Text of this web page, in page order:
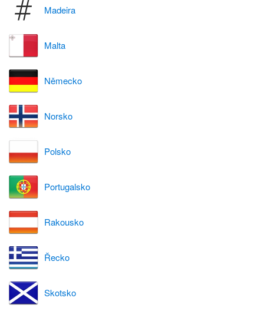
Madeira
Malta
Německo
Norsko
Polsko
Portugalsko
Rakousko
Řecko
Skotsko